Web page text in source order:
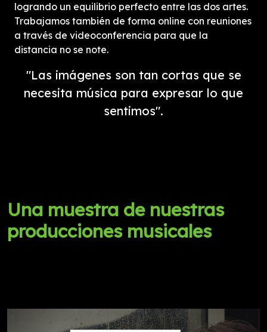
logrando un equilibrio perfecto entre las dos artes.
Trabajamos también de forma online con reuniones
a través de videoconferencia para que la
distancia no se note.
"Las imágenes son tan cortas que se
necesita música para expresar lo que
sentimos".
Una muestra de nuestras
producciones musicales